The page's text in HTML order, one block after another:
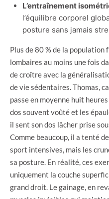
L’entraînement
l’équilibre corporel
posture sans jamais
Plus de 80 % de la
lombaires au moins une fois
de croître avec la
de vie sédentaires. Thomas,
passe en moyenne huit
dos souvent voûté et les
il sent son dos lâcher prise
Comme beaucoup, il a tenté
sport intensives, mais les
sa posture. En réalité, ces
uniquement la couche
grand droit. Le gainage, en